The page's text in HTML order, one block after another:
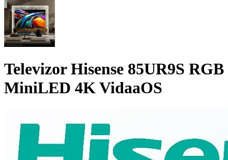
Televizor Hisense 85UR9S RGB
MiniLED 4K VidaaOS